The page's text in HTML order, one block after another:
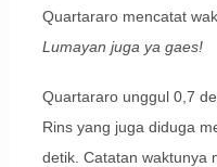
Quartararo mencatat
Lumayan juga ya gaes!
Quartararo unggul 0,7
Rins yang juga diduga
detik. Catatan waktunya